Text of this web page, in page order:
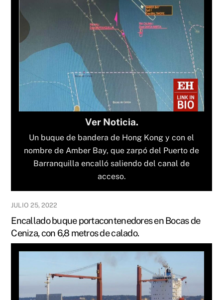
Ver Noticia.
Un buque de bandera de Hong Kong y con el
nombre de Amber Bay, que zarpó del Puerto de
Barranquilla encalló saliendo del canal de
acceso.
JULIO 25, 2022
Encallado buque portacontenedores en Bocas de
Ceniza, con 6,8 metros de calado.